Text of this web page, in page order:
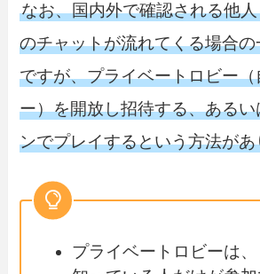
なお、国内外で確認される他
のチャットが流れてくる場合
ですが、プライベートロビー
ー）を開放し招待する、ある
ンでプレイするという方法が
プライベートロビーは